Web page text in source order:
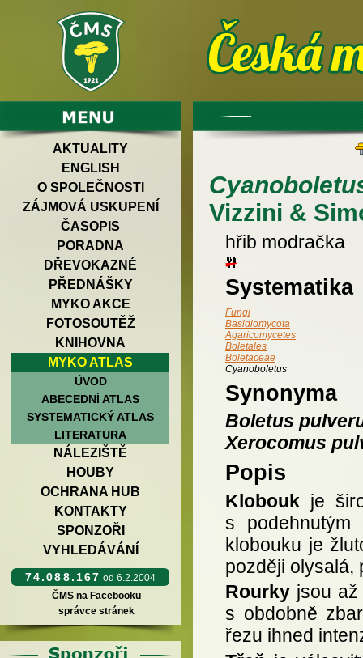
AKTUALITY
ENGLISH
O SPOLEČNOSTI
ZÁJMOVÁ USKUPENÍ
ČASOPIS
PORADNA
DŘEVOKAZNÉ
PŘEDNÁŠKY
MYKO AKCE
FOTOSOUTĚŽ
KNIHOVNA
MYKO ATLAS
ÚVOD
ABECEDNÍ ATLAS
SYSTEMATICKÝ ATLAS
LITERATURA
NÁLEZIŠTĚ
HOUBY
OCHRANA HUB
KONTAKTY
SPONZOŘI
VYHLEDÁVÁNÍ
74.088.167 od 6.2.2004
ČMS na Facebooku
správce stránek
Vizzini &
hřib modračka
Systematika
Fungi
Basidiomycota
Agaricomycetes
Boletales
Boletaceae
Cyanoboletus
Synonyma
Boletus
Xerocomus
Popis
Klobouk je
s podehnutým
klobouku je
později olysalá,
Rourky jsou
s obdobně
řezu ihned